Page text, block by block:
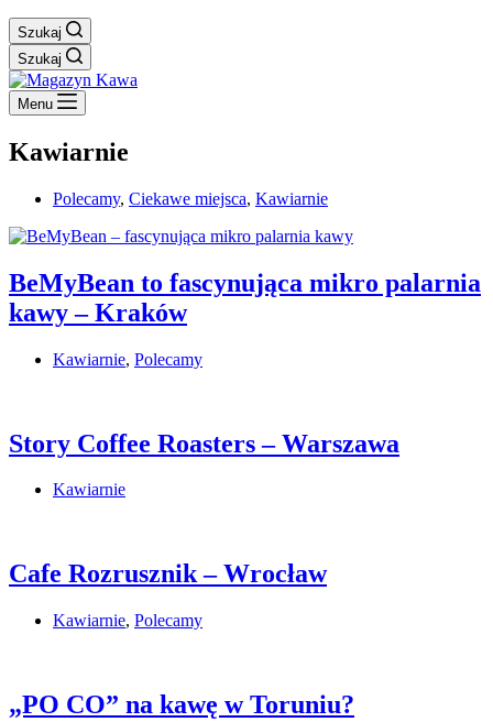
Szukaj
Szukaj
Menu
Kawiarnie
Polecamy, Ciekawe miejsca, Kawiarnie
BeMyBean to fascynująca mikro palarnia
kawy – Kraków
Kawiarnie, Polecamy
Story Coffee Roasters – Warszawa
Kawiarnie
Cafe Rozrusznik – Wrocław
Kawiarnie, Polecamy
„PO CO” na kawę w Toruniu?